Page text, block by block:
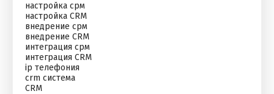
настройка срм
настройка CRM
внедрение срм
внедрение CRM
интеграция срм
интеграция CRM
ip телефония
crm система
CRM